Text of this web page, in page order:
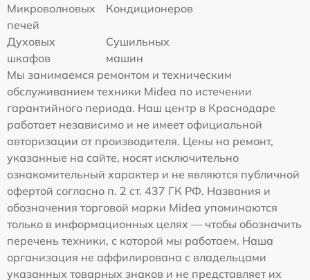
Микроволновых
печей
Кондиционеров
Духовых
шкафов
Сушильных
машин
Мы занимаемся ремонтом и техническим
обслуживанием техники Midea по истечении
гарантийного периода. Наш центр в Краснодаре
работает независимо и не имеет официальной
авторизации от производителя. Цены на ремонт,
указанные на сайте, носят исключительно
ознакомительный характер и не являются публичной
офертой согласно п. 2 ст. 437 ГК РФ. Названия и
обозначения торговой марки Midea упоминаются
только в информационных целях — чтобы обозначить
перечень техники, с которой мы работаем. Наша
организация не аффилирована с владельцами
указанных товарных знаков и не представляет их